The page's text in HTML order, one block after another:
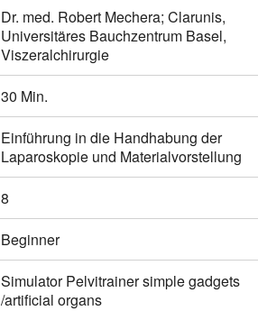
Dr. med. Robert Mechera; Clarunis,
Universitäres Bauchzentrum Basel,
Viszeralchirurgie
30 Min.
Einführung in die Handhabung der
Laparoskopie und Materialvorstellung
8
Beginner
Simulator Pelvitrainer simple gadgets
/artificial organs